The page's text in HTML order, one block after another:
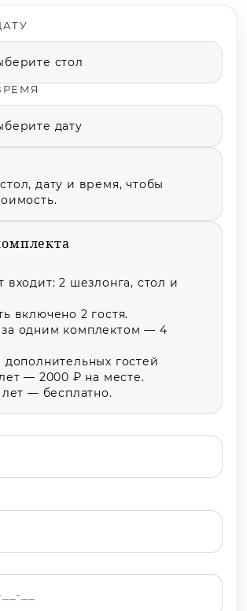
стол
дату
дату и время, чтобы
входит: 2 шезлонга, стол и
включено 2 гостя.
одним комплектом — 4
дополнительных гостей
— 2000 ₽ на месте.